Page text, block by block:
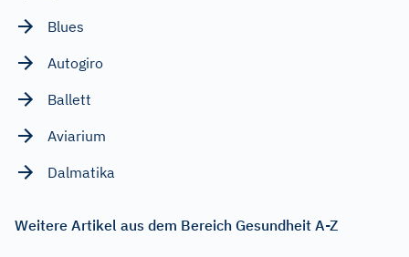
Blues
Autogiro
Ballett
Aviarium
Dalmatika
Weitere Artikel aus dem Bereich Gesundheit A-Z